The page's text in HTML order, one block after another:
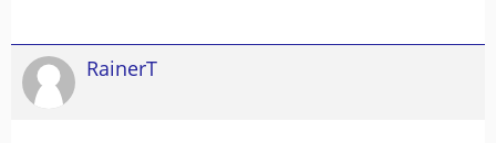
RainerT